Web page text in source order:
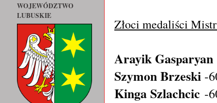
Złoci medaliści
Arayik Gasparyan
Szymon Brzeski -
Kinga Szlachcic -
WOJEWÓDZTWO
LUBUSKIE